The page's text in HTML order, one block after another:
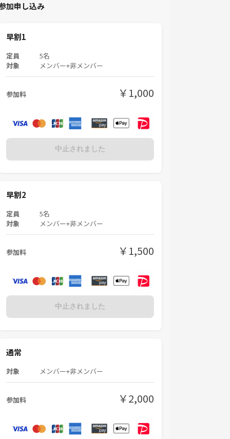
加申し込み
早割1
定員 5名
対象 メンバー+非メンバー
参加料 ￥1,000
中止されました
早割2
定員 5名
対象
メンバー+非メンバー
参加料 ￥1,500
中止されました
通常
対象 メンバー+非メンバー
参加料 ￥2,000